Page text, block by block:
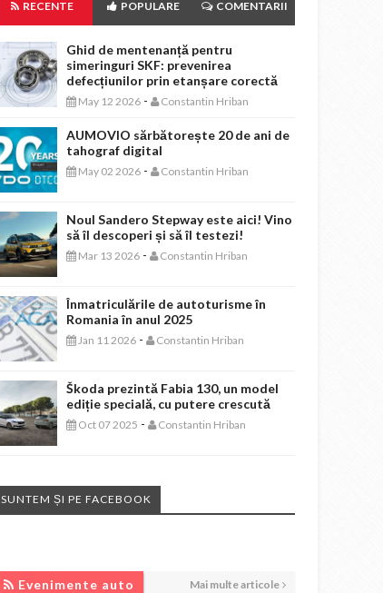
RECENTE POPULARE COMENTARII
Ghid de mentenanță pentru
simeringuri SKF: prevenirea
defecțiunilor prin etanșare corectă
May 12 2026 - Constantin Hriban
AUMOVIO sărbătorește 20 de ani de
tahograf digital
May 02 2026 - Constantin Hriban
Noul Sandero Stepway este aici! Vino
să îl descoperi și să îl testezi!
Mar 13 2026 - Constantin Hriban
Înmatriculările de autoturisme în
Romania în anul 2025
Jan 11 2026 - Constantin Hriban
Škoda prezintă Fabia 130, un model
ediție specială, cu putere crescută
Oct 07 2025 - Constantin Hriban
SUNTEM ȘI PE FACEBOOK
Evenimente auto Mai multe articole